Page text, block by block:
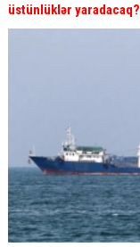
üstünlüklər yaradacaq?